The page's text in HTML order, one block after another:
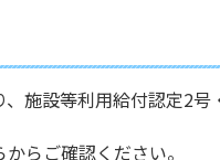
施設等利用給付認定2
らご確認ください。